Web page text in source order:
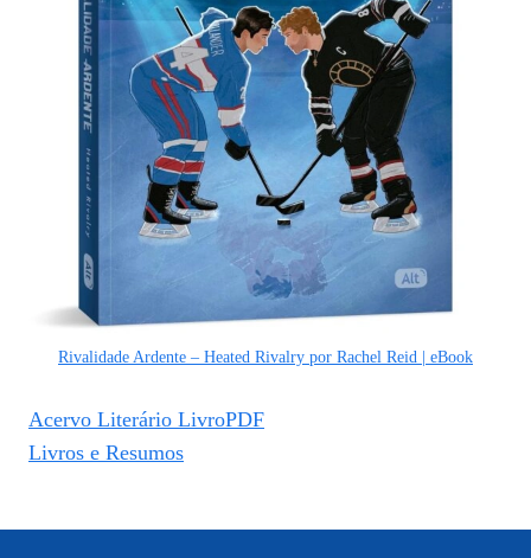
Rivalidade Ardente – Heated Rivalry por Rachel Reid | eBook
Acervo Literário LivroPDF
Livros e Resumos